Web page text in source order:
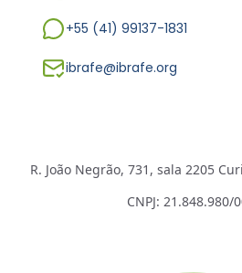
+55 (41) 99137-1831
ibrafe@ibrafe.org
R. João Negrão, 731, sala 2205
CNPJ: 21.848.980/